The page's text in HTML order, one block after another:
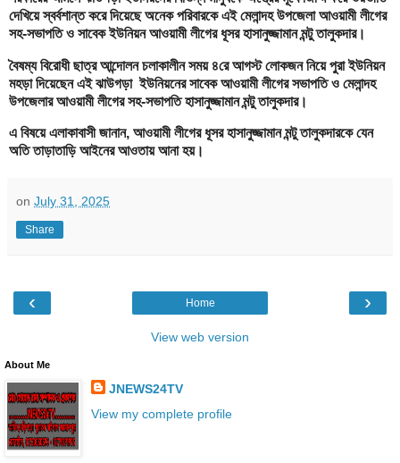
দেখিয়ে স্বর্বশান্ত করে দিয়েছে অনেক পরিবারকে এই মেলান্দহ উপজেলা আওয়ামী লীগের
সহ-সভাপতি ও সাবেক ইউনিয়ন আওয়ামী লীগের ধূসর হাসানুজ্জামান মন্টু তালুকদার।
বৈষম্য বিরোধী ছাত্র আন্দোলন চলাকালীন সময় ৪রে আগস্ট লোকজন নিয়ে পুরা ইউনিয়ন
মহড়া দিয়েছেন এই ঝাউগড়া ইউনিয়নের সাবেক আওয়ামী লীগের সভাপতি ও মেলান্দহ
উপজেলার আওয়ামী লীগের সহ-সভাপতি হাসানুজ্জামান মন্টু তালুকদার।
এ বিষয়ে এলাকাবাসী জানান, আওয়ামী লীগের ধূসর হাসানুজ্জামান মন্টু তালুকদারকে যেন
অতি তাড়াতাড়ি আইনের আওতায় আনা হয়।
on July 31, 2025
Share
‹ ›
Home
View web version
About Me
JNEWS24TV
View my complete profile